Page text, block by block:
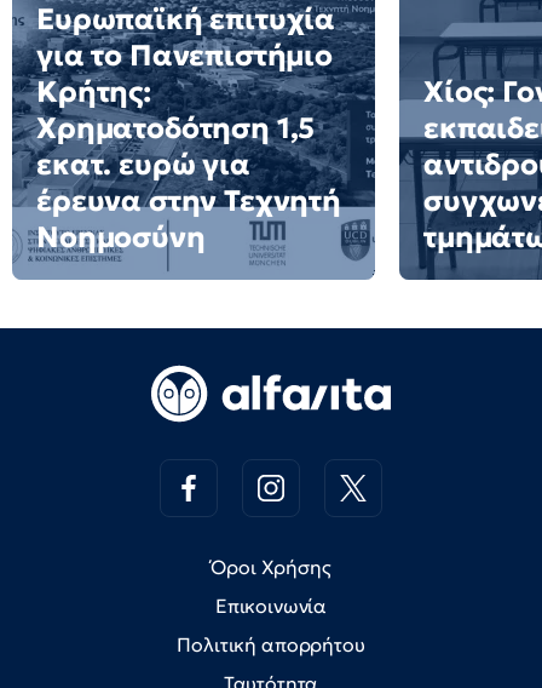
Ευρωπαϊκή επιτυχία
για το Πανεπιστήμιο
Κρήτης:
Χρηματοδότηση 1,5
εκατ. ευρώ για
έρευνα στην Τεχνητή
Νοημοσύνη
Χίος:
Όροι Χρήσης
Επικοινωνία
Πολιτική απορρήτου
Ταυτότητα